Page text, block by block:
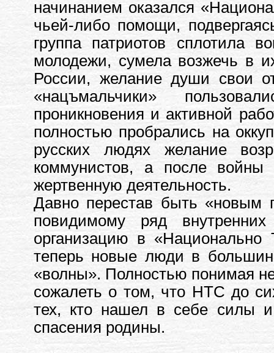
начинанием оказался
чьей-либо помощи,
группа патриотов сплотила
молодежи, сумела возжечь в
России, желание души свои
«нацъмальчики»
проникновения и активной
полностью пробрались на
русских людях желание
коммунистов, а после
жертвенную деятельность.
Давно перестав быть «новым
повидимому ряд
организацию в «Национально
теперь новые люди в
«волны». Полностью понимая
сожалеть о том, что НТС до
тех, кто нашел в себе силы
спасения родины.